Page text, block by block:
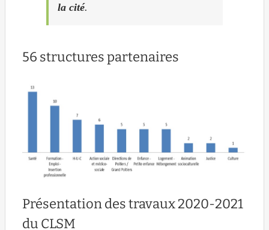
la cité.
56 structures partenaires
Présentation des travaux 2020-2021
du CLSM